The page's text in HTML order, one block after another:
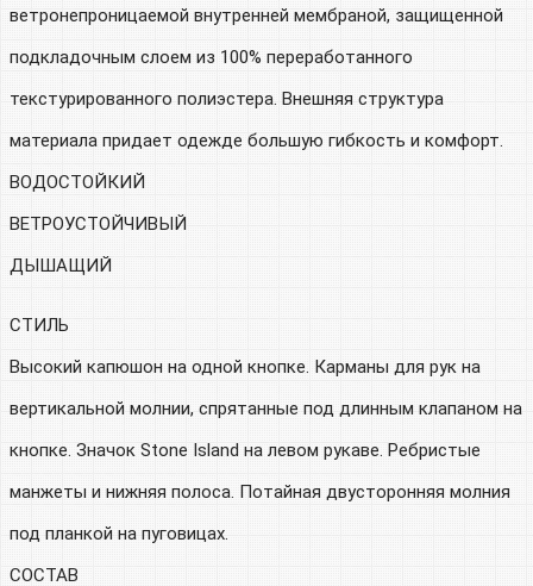
ветронепроницаемой внутренней мембраной, защищенной
подкладочным слоем из 100% переработанного
текстурированного полиэстера. Внешняя структура
материала придает одежде большую гибкость и комфорт.
ВОДОСТОЙКИЙ
ВЕТРОУСТОЙЧИВЫЙ
ДЫШАЩИЙ
СТИЛЬ
Высокий капюшон на одной кнопке. Карманы для рук на
вертикальной молнии, спрятанные под длинным клапаном на
кнопке. Значок Stone Island на левом рукаве. Ребристые
манжеты и нижняя полоса. Потайная двусторонняя молния
под планкой на пуговицах.
СОСТАВ